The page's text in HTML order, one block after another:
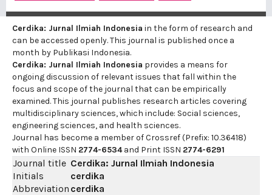
Cerdika: Jurnal Ilmiah Indonesia in the form of research and
can be accessed openly. This journal is published once a
month by Publikasi Indonesia.
Cerdika: Jurnal Ilmiah Indonesia provides a means for
ongoing discussion of relevant issues that fall within the
focus and scope of the journal that can be empirically
examined. This journal publishes research articles covering
multidisciplinary sciences, which include: Social sciences,
engineering sciences, and health sciences.
Journal has become a member of Crossref (Prefix: 10.36418)
with Online ISSN 2774-6534and Print ISSN 2774-6291
Journal title Cerdika: Jurnal Ilmiah Indonesia
Initials
cerdika
Abbreviation cerdika